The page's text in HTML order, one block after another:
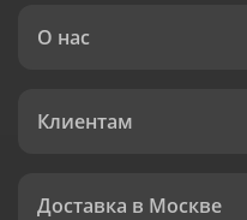
О нас
Клиентам
Доставка в Москве